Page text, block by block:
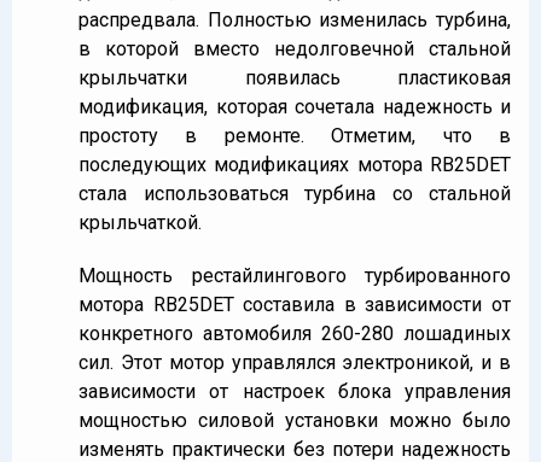
распредвала. Полностью изменилась турбина,
в которой вместо недолговечной стальной
крыльчатки появилась пластиковая
модификация, которая сочетала надежность и
простоту в ремонте. Отметим, что в
последующих модификациях мотора RB25DET
стала использоваться турбина со стальной
крыльчаткой.
Мощность рестайлингового турбированного
мотора RB25DET составила в зависимости от
конкретного автомобиля 260-280 лошадиных
сил. Этот мотор управлялся электроникой, и в
зависимости от настроек блока управления
мощностью силовой установки можно было
изменять практически без потери надежность